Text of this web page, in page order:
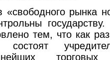
«свободного рынка
тем, что как
состоят